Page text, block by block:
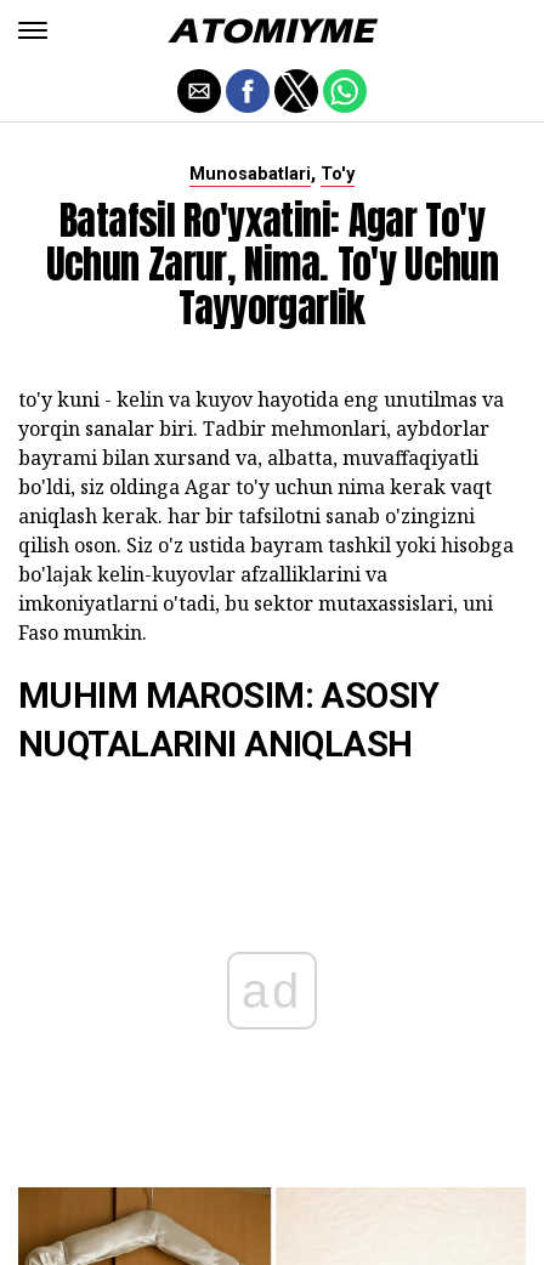
Munosabatlari, To'y
Batafsil Ro'yxatini: Agar To'y
Uchun Zarur, Nima. To'y Uchun
Tayyorgarlik
to'y kuni - kelin va kuyov hayotida eng unutilmas va
yorqin sanalar biri. Tadbir mehmonlari, aybdorlar
bayrami bilan xursand va, albatta, muvaffaqiyatli
bo'ldi, siz oldinga Agar to'y uchun nima kerak vaqt
aniqlash kerak. har bir tafsilotni sanab o'zingizni
qilish oson. Siz o'z ustida bayram tashkil yoki hisobga
bo'lajak kelin-kuyovlar afzalliklarini va
imkoniyatlarni o'tadi, bu sektor mutaxassislari, uni
Faso mumkin.
MUHIM MAROSIM: ASOSIY
NUQTALARINI ANIQLASH
ad